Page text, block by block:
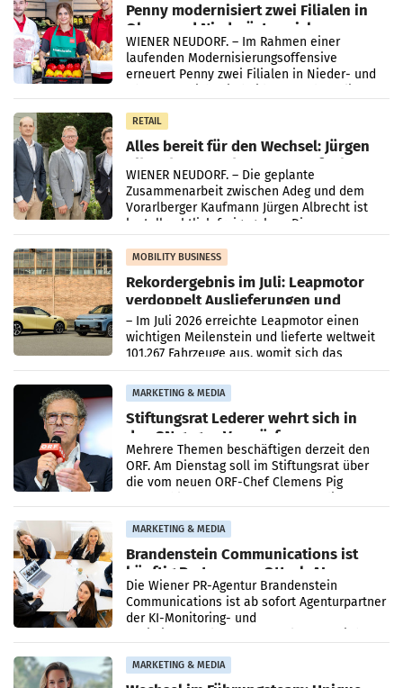
Penny modernisiert zwei Filialen in
Ober- und Niederösterreich
WIENER NEUDORF. – Im Rahmen einer
laufenden Modernisierungsoffensive
erneuert Penny zwei Filialen in Nieder- und
RETAIL
Alles bereit für den Wechsel: Jürgen
Albrecht setzt ab 1.1.2027 auf Adeg
WIENER NEUDORF. – Die geplante
Zusammenarbeit zwischen Adeg und dem
Vorarlberger Kaufmann Jürgen Albrecht ist
kartellrechtlich freigegeben: Die
Bundeswettbewerbsbehörde und der
Bundeskartellanwalt
MOBILITY BUSINESS
Rekordergebnis im Juli: Leapmotor
verdoppelt Auslieferungen und
überschreitet die 100.000er-Marke
– Im Juli 2026 erreichte Leapmotor einen
wichtigen Meilenstein und lieferte weltweit
101.267 Fahrzeuge aus, womit sich das
Ergebnis gegenüber Juli 2025 mehr als
verdoppelte (+102
MARKETING & MEDIA
Stiftungsrat Lederer wehrt sich in
den SN gegen Vorwürfe
Mehrere Themen beschäftigen derzeit den
ORF. Am Dienstag soll im Stiftungsrat über
die vom neuen ORF-Chef Clemens Pig
MARKETING & MEDIA
Brandenstein Communications ist
künftig Partner von OtterlyAI
Die Wiener PR-Agentur Brandenstein
Communications ist ab sofort Agenturpartner
der KI-Monitoring- und
MARKETING & MEDIA